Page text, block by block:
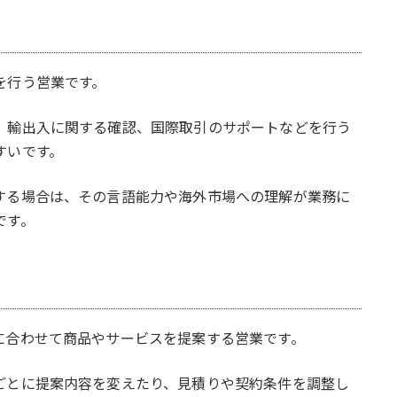
う営業です。
出入に関する確認、国際取引のサポートなどを行う
です。
場合は、その言語能力や海外市場への理解が業務に
。
わせて商品やサービスを提案する営業です。
に提案内容を変えたり、見積りや契約条件を調整し